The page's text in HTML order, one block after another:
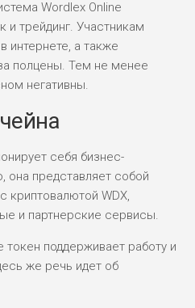
Wordlex Online
и трейдинг. Участникам
интернете, а также
полцены. Тем не менее
негативны.
себя бизнес-
она представляет собой
криптовалютой WDX,
и партнерские сервисы.
поддерживает работу и
же речь идет об